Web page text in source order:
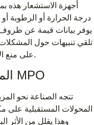
أجهزة الاستشعار هذه
درجة الحرارة أو الرطوبة
يوفر بيانات قيمة عن
تلقي تنبيهات حول المشكلات
على منع الأعطال وتضمن التشغيل المستمر للشبكة.
المواد المستدامة في محولات MPO
تتجه الصناعة نحو
المحولات المستقبلية على
وهذا يقلل من الأثر